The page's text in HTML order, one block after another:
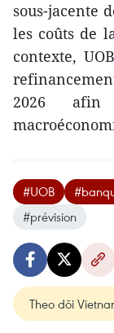
sous-jacente
les coûts de
contexte,
2026
#UOB
#prévision
Theo dõi